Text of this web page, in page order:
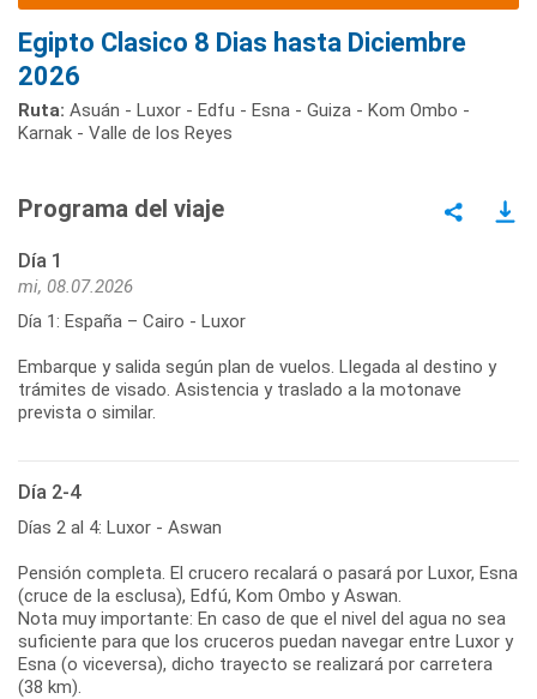
Egipto Clasico 8 Dias hasta Diciembre
2026
Ruta: Asuán - Luxor - Edfu - Esna - Guiza - Kom Ombo -
Karnak - Valle de los Reyes
Programa del viaje
Día 1
mi, 08.07.2026
Día 1: España – Cairo - Luxor
Embarque y salida según plan de vuelos. Llegada al destino y
trámites de visado. Asistencia y traslado a la motonave
prevista o similar.
Día 2-4
Días 2 al 4: Luxor - Aswan
Pensión completa. El crucero recalará o pasará por Luxor, Esna
(cruce de la esclusa), Edfú, Kom Ombo y Aswan.
Nota muy importante: En caso de que el nivel del agua no sea
suficiente para que los cruceros puedan navegar entre Luxor y
Esna (o viceversa), dicho trayecto se realizará por carretera
(38 km).